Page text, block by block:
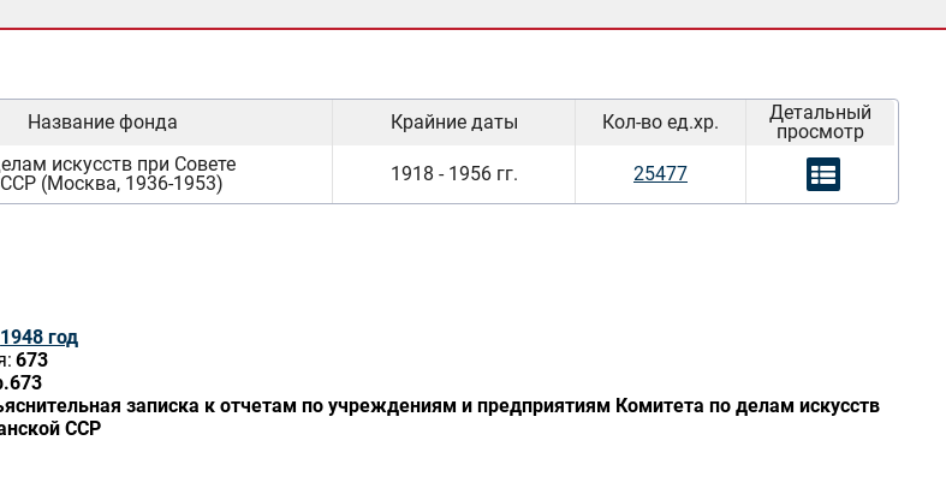
Название фонда Крайние даты Кол-во ед.хр.
Детальный
просмотр
искусств при Совете
(Москва, 1936-1953)
1918 - 1956 гг. 25477
1948 год
673
записка к отчетам по учреждениям и предприятиям Комитета по делам искусств
ССР